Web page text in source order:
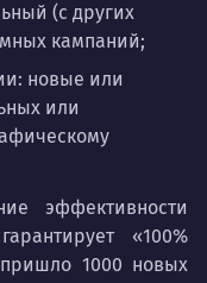
(с других
кампаний;
новые или
или
эффективности
«100%
1000 новых